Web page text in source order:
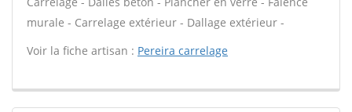
murale - Carrelage extérieur - Dallage extérieur -
Voir la fiche artisan : Pereira carrelage